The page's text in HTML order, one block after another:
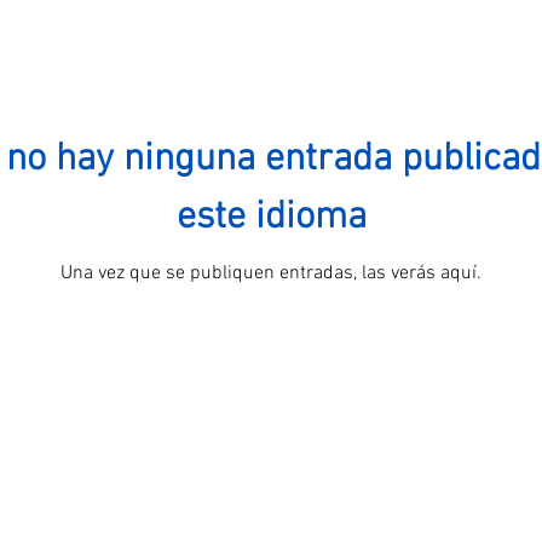
hay ninguna entrada
este idioma
Una vez que se publiquen entradas, las verás aquí.